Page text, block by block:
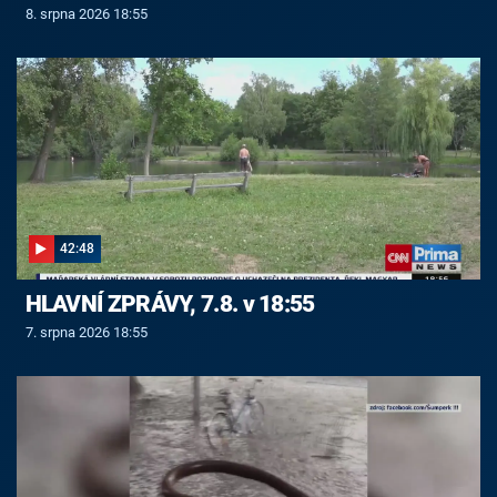
8. srpna 2026 18:55
42:48
HLAVNÍ ZPRÁVY, 7.8. v 18:55
7. srpna 2026 18:55